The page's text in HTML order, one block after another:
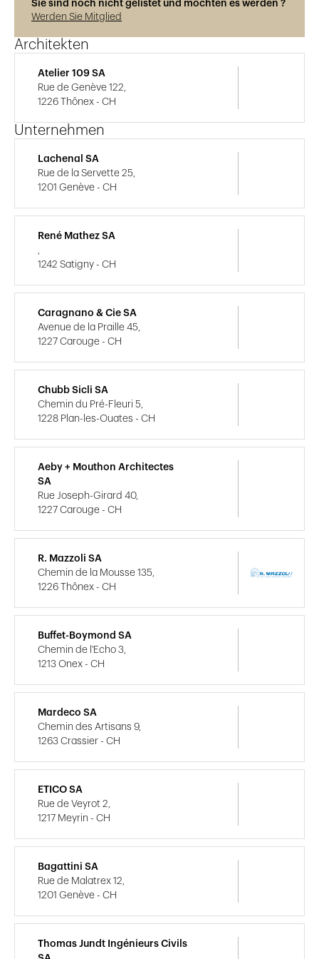
Sie sind noch nicht gelistet und möchten es werden ?
Werden Sie Mitglied
Architekten
Atelier 109 SA
Rue de Genève 122,
1226 Thônex - CH
Unternehmen
Lachenal SA
Rue de la Servette 25,
1201 Genève - CH
René Mathez SA
,
1242 Satigny - CH
Caragnano & Cie SA
Avenue de la Praille 45,
1227 Carouge - CH
Chubb Sicli SA
Chemin du Pré-Fleuri 5,
1228 Plan-les-Ouates - CH
Aeby + Mouthon Architectes
SA
Rue Joseph-Girard 40,
1227 Carouge - CH
R. Mazzoli SA
Chemin de la Mousse 135,
1226 Thônex - CH
Buffet-Boymond SA
Chemin de l'Echo 3,
1213 Onex - CH
Mardeco SA
Chemin des Artisans 9,
1263 Crassier - CH
ETICO SA
Rue de Veyrot 2,
1217 Meyrin - CH
Bagattini SA
Rue de Malatrex 12,
1201 Genève - CH
Thomas Jundt Ingénieurs Civils